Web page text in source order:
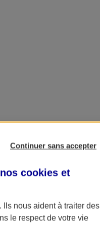
Continuer sans accepter
cookies et
. Ils nous aident à traiter des
le respect de votre vie